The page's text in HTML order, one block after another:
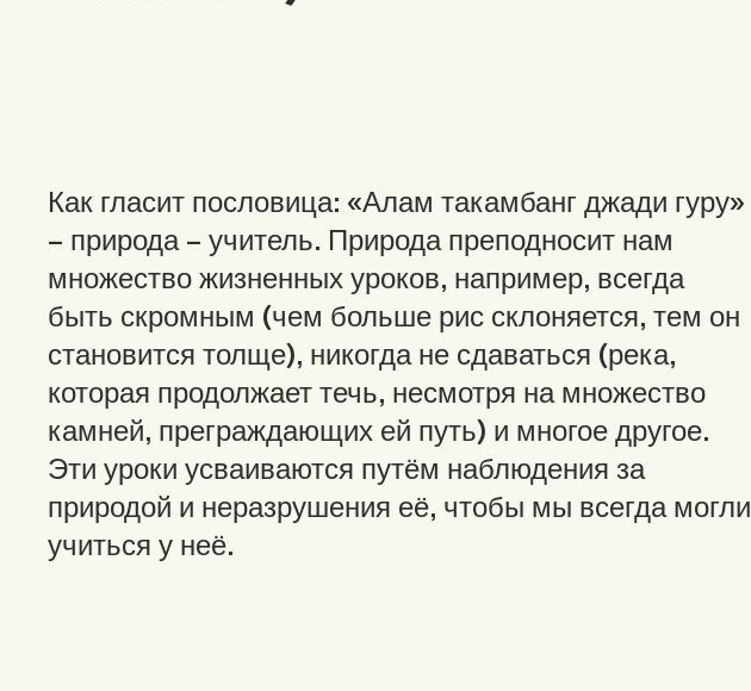
Как гласит пословица: «Алам такамбанг джади гуру»
– природа – учитель. Природа преподносит нам
множество жизненных уроков, например, всегда
быть скромным (чем больше рис склоняется, тем он
становится толще), никогда не сдаваться (река,
которая продолжает течь, несмотря на множество
камней, преграждающих ей путь) и многое другое.
Эти уроки усваиваются путём наблюдения за
природой и неразрушения её, чтобы мы всегда могли
учиться у неё.